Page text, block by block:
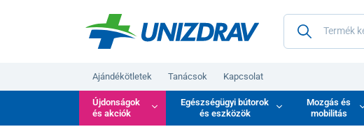
Ajándékötletek Tanácsok Kapcsolat
Újdonságok
és akciók
Egészségügyi bútorok
és eszközök
Mozgás és
mobilitás